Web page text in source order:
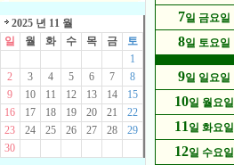
2025 년 11 월
일
월 화 수 목 금
토
1
2
3 4 5 6 7
8
9
10 11 12 13 14
15
16
17 18 19 20 21
22
23
24 25 26 27 28
29
30
7일 금요일
8일 토요일
9일 일요일
10일 월요일
11 일 화요일
12일 수요일